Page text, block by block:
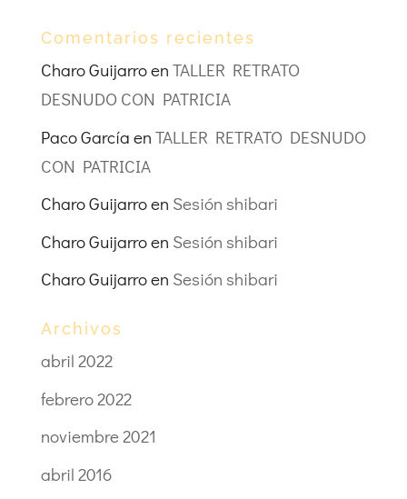
Comentarios recientes
Charo Guijarroen TALLER RETRATO
DESNUDO CON PATRICIA
Paco García en TALLER RETRATO DESNUDO
CON PATRICIA
Charo Guijarroen Sesión shibari
Charo Guijarroen Sesión shibari
Charo Guijarroen Sesión shibari
Archivos
abril 2022
febrero 2022
noviembre 2021
abril 2016